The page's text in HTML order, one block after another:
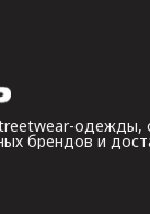
одежды,
брендов и